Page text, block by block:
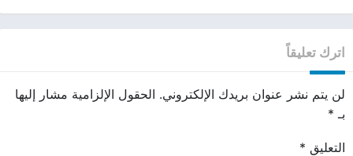
اترك تعليقاً
لن يتم نشر عنوان بريدك الإلكتروني. الحقول الإلزامية مشار إليها
بـ *
التعليق *